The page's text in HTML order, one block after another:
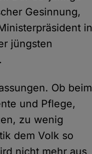
Gesinnung,
in
jüngsten
Ob beim
und Pflege,
zu wenig
dem Volk so